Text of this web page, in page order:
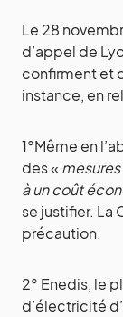
Le 28
d’appel de
confirment et
instance, en
1°Même en
des «
à un coût
se justifier. La
précaution.
2° Enedis, le
d’électricité